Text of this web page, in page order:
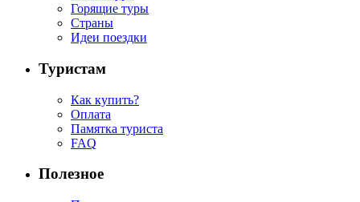
Горящие туры
Страны
Идеи поездки
Туристам
Как купить?
Оплата
Памятка туриста
FAQ
Полезное